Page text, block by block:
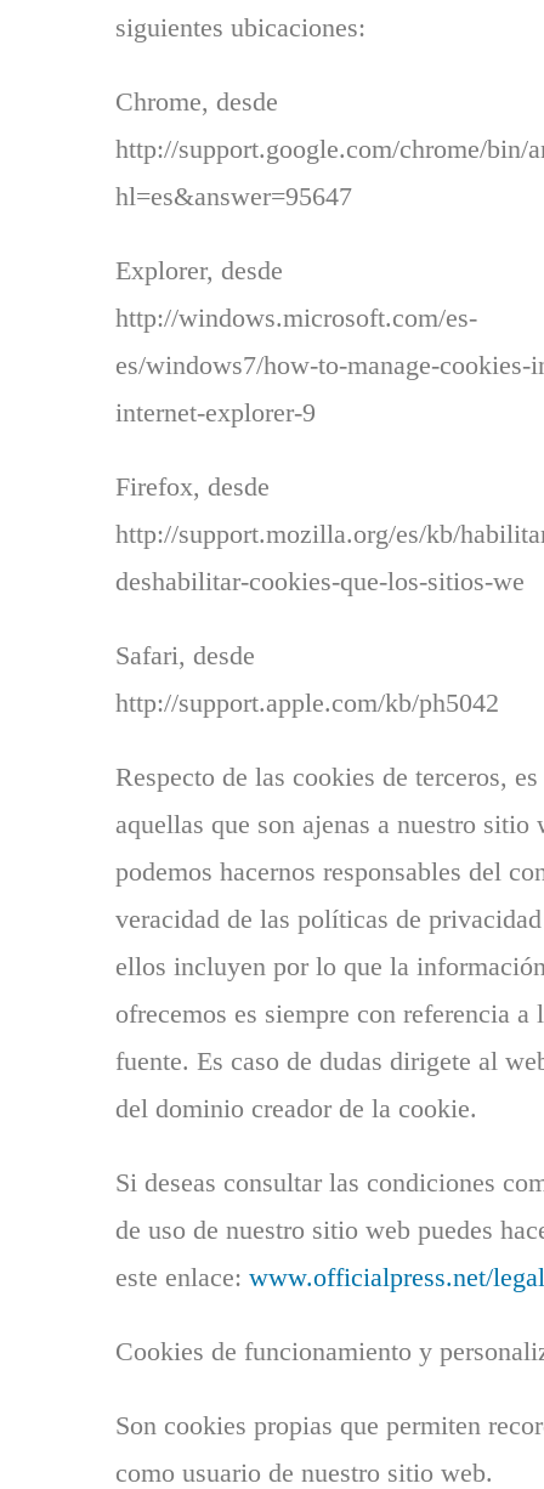
siguientes ubicaciones:
Chrome, desde
http://support.google.com/chrome/bin/
hl=es&answer=95647
Explorer, desde
http://windows.microsoft.com/es-
es/windows7/how-to-manage-cookies-
internet-explorer-9
Firefox, desde
http://support.mozilla.org/es/kb/
deshabilitar-cookies-que-los-sitios-we
Safari, desde
http://support.apple.com/kb/ph5042
Respecto de las cookies de terceros,
aquellas que son ajenas a nuestro sitio
podemos hacernos responsables del
veracidad de las políticas de
ellos incluyen por lo que la
ofrecemos es siempre con referencia a
fuente. Es caso de dudas dirigete al
del dominio creador de la cookie.
Si deseas consultar las condiciones
de uso de nuestro sitio web puedes
este enlace: www.officialpress.net/legal
Cookies de funcionamiento y
Son cookies propias que permiten
como usuario de nuestro sitio web.